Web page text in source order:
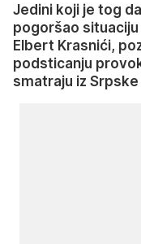
Jedini koji je tog
pogoršao
Elbert Krasnići,
podsticanju
smatraju iz